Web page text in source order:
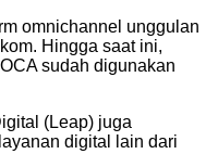
omnichannel unggulan
Hingga saat ini,
sudah digunakan
(Leap) juga
digital lain dari